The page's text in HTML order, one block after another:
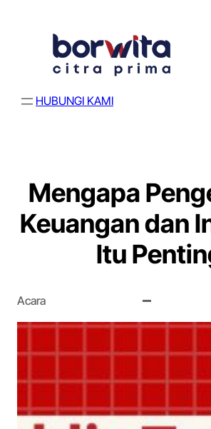
HUBUNGI KAMI
Mengapa
Keuangan dan
Itu
Acara